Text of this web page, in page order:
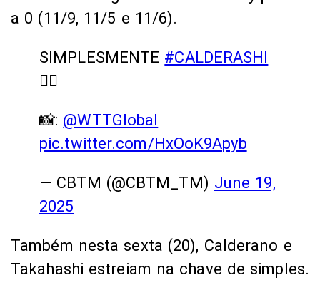
a 0 (11/9, 11/5 e 11/6).
SIMPLESMENTE #CALDERASHI
😮‍💨
📸: @WTTGlobal
pic.twitter.com/HxOoK9Apyb
— CBTM (@CBTM_TM) June 19,
2025
Também nesta sexta (20), Calderano e
Takahashi estreiam na chave de simples.